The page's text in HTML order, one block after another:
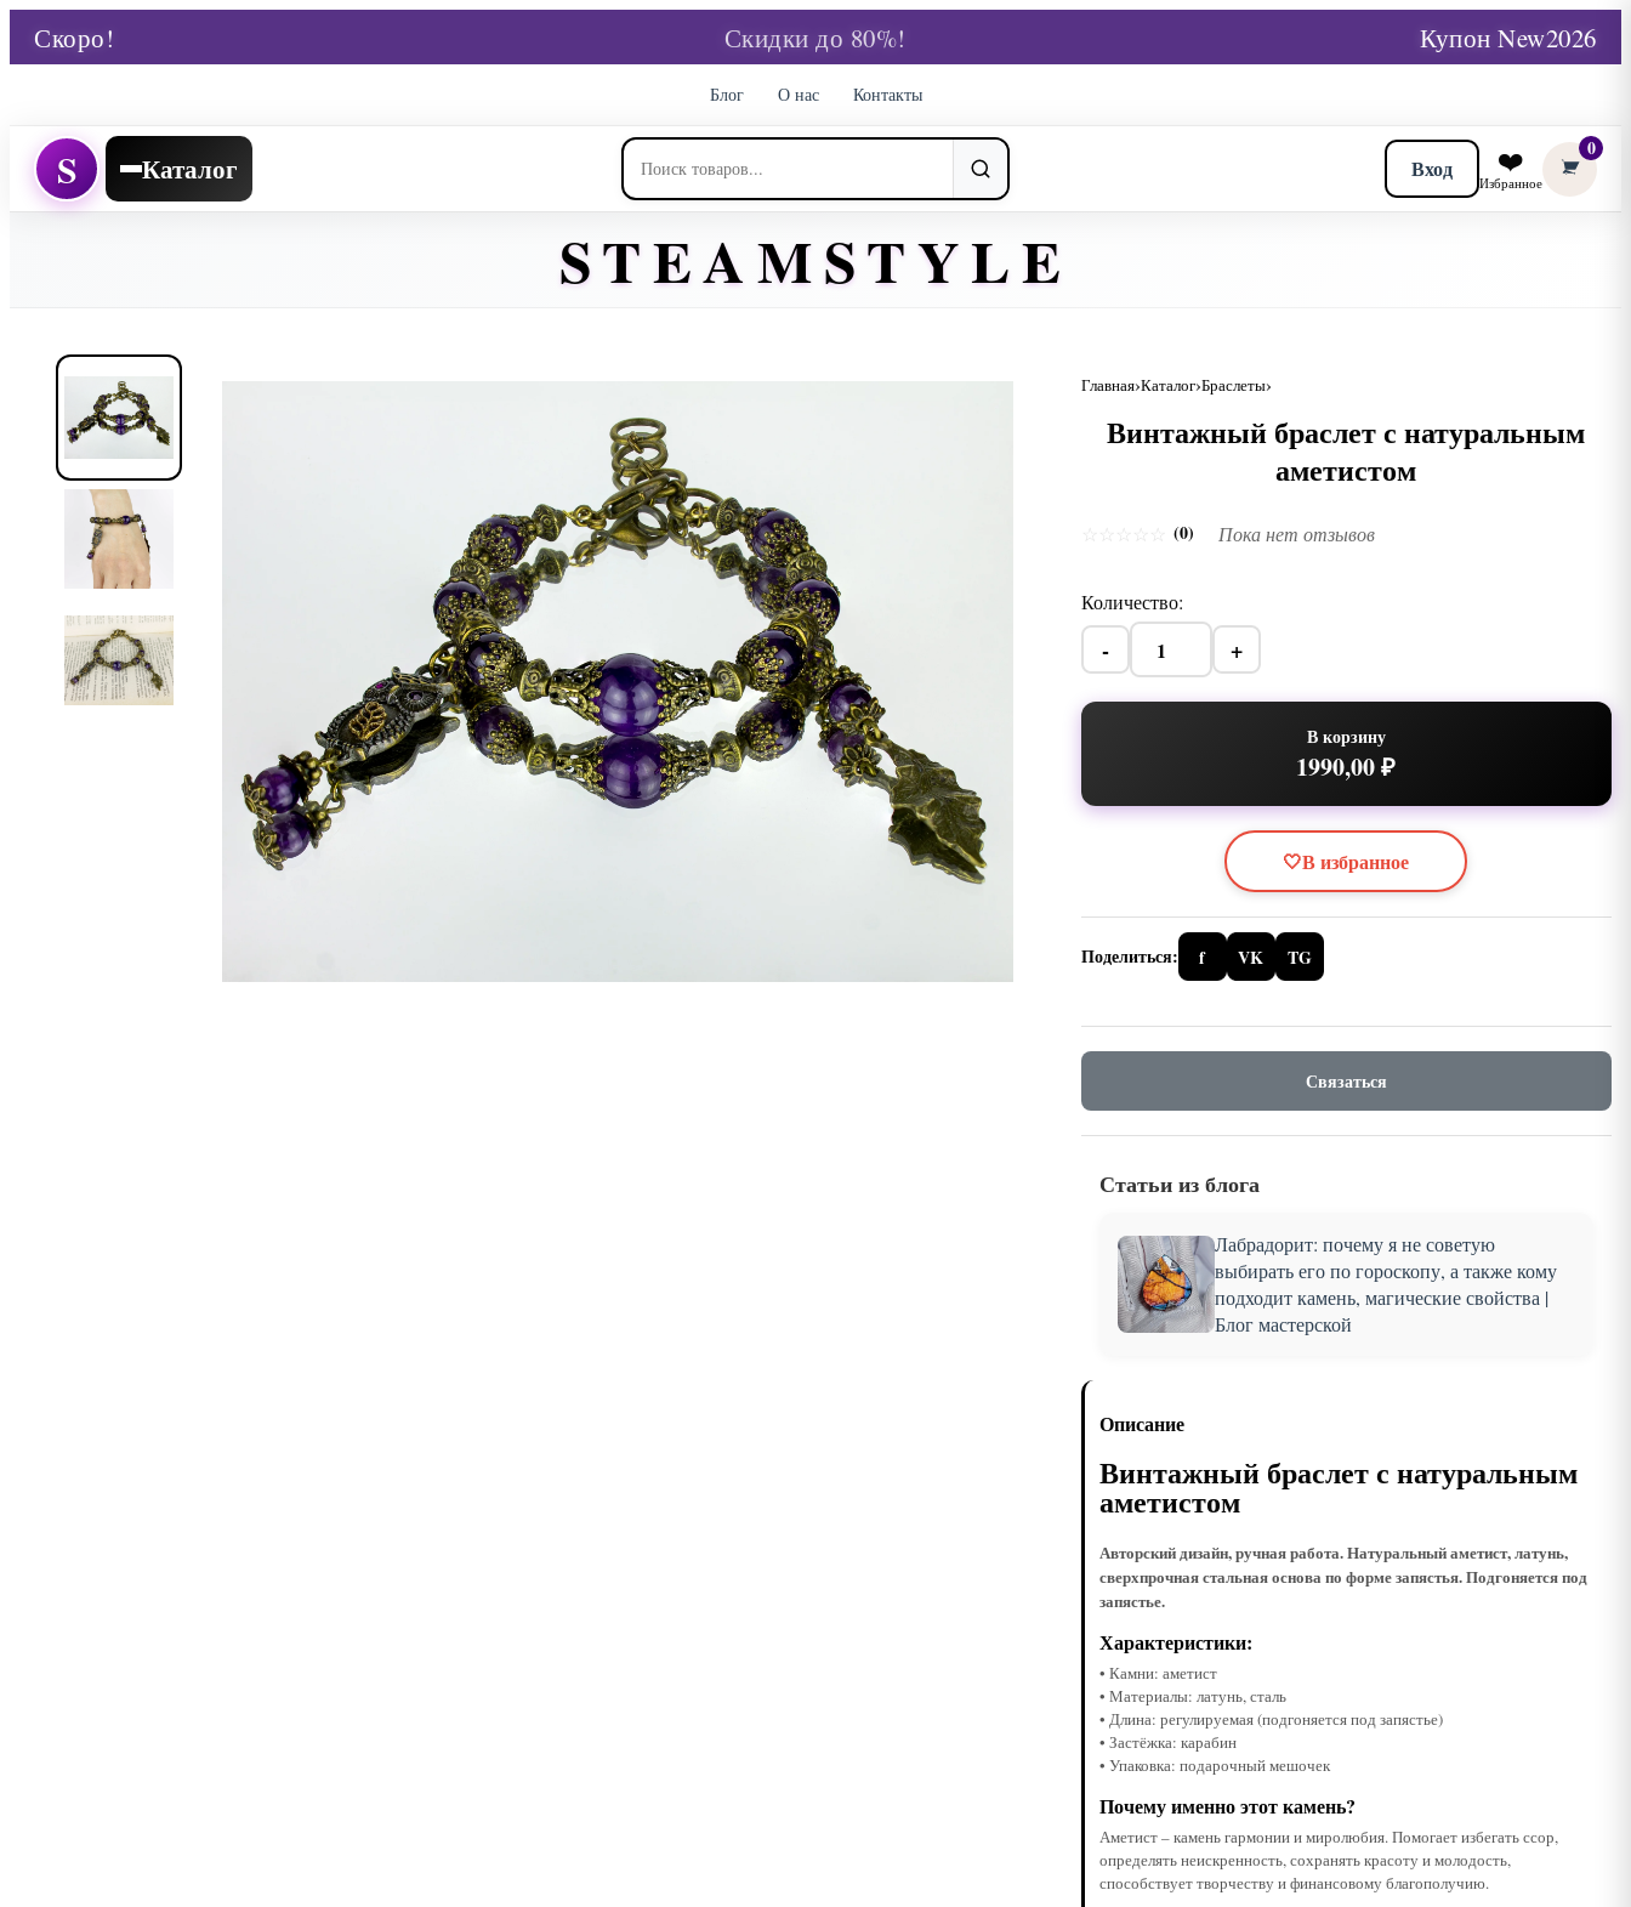
Скоро! Скидки до 80%! Купон New2026
Блог О нас Контакты
S Каталог Вход ❤️
Избранное
0
STEAMSTYLE
Главная Каталог Браслеты
Винтажный браслет с натуральным
аметистом
(0) Пока нет отзывов
Количество:
- +
В корзину
1990,00 ₽
🤍В избранное
Поделиться: f VK TG
Связаться
Статьи из блога
Лабрадорит: почему я не советую
выбирать его по гороскопу, а также кому
подходит камень, магические свойства |
Блог мастерской
Описание
Винтажный браслет с натуральным
аметистом
Авторский дизайн, ручная работа. Натуральный аметист, латунь,
сверхпрочная стальная основа по форме запястья. Подгоняется под
запястье.
Характеристики:
• Камни: аметист
• Материалы: латунь, сталь
• Длина: регулируемая (подгоняется под запястье)
• Застёжка: карабин
• Упаковка: подарочный мешочек
Почему именно этот камень?
Аметист – камень гармонии и миролюбия. Помогает избегать ссор,
определять неискренность, сохранять красоту и молодость,
способствует творчеству и финансовому благополучию.